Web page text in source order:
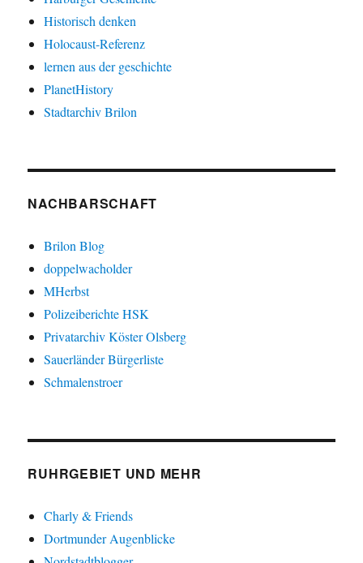
Historisch denken
Holocaust-Referenz
lernen aus der geschichte
PlanetHistory
Stadtarchiv Brilon
NACHBARSCHAFT
Brilon Blog
doppelwacholder
MHerbst
Polizeiberichte HSK
Privatarchiv Köster Olsberg
Sauerländer Bürgerliste
Schmalenstroer
RUHRGEBIET UND MEHR
Charly & Friends
Dortmunder Augenblicke